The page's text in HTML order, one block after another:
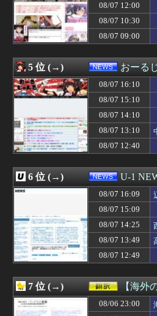
08/07 16:00
【衝撃】韓国
08/07 16:00
西山朋佳女流
08/07 16:00
茨城県「群馬
08/07 16:00
ブタメンに大
08/07 15:57
立浪和義さん
08/07 15:57
中学時代の同
08/07 15:55
韓国サッカー
08/07 15:48
【朗報】タイ
ニートワイ
08/07 15:45
【悲報】バン
08/07 15:44
鹿児島ユナイ
08/07 15:43
介護職だけど
08/07 15:41
韓国人「猛暑
08/07 15:40
ヒカキンさん
08/07 15:40
「片親の女だ
08/07 15:40
モノクロでロ
韓国と台湾の
08/07 15:40
女の子「オラ
08/07 15:39
【画像】精神
08/07 15:39
みいちゃん、
08/07 15:38
西武、中村剛
08/07 15:37
【スターブロ
08/07 15:35
横濱漢祭
08/07 15:35
SNSで異性と
08/07 15:35
【櫻坂46】こ
08/07 12:00
08/07 10:30
08/07 09:00
5 位 (→) おーる
08/07 16:10
08/07 15:10
08/07 14:10
08/07 13:10
08/07 12:40
6 位 (→) U-1
08/07 16:09
08/07 15:09
08/07 14:25
08/07 13:49
08/07 12:49
7 位 (→) 【海
08/06 23:00